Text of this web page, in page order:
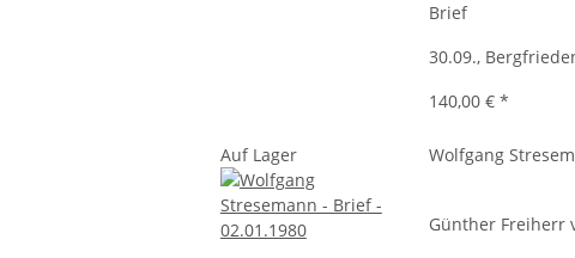
Brief
30.09.,
140,00 €*
Auf Lager Wolfgang
Günther Freiherr